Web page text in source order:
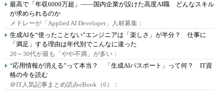
最高で「年収6000万超」――国内企業が設けた高度AI職 どんなスキル
が求められるのか
メドレーが「Applied AI Developer」人材募集：
生成AIを“使ったことない”エンジニアは「楽しさ」が半分？ 仕事に
「満足」する理由は年代別でこんなに違った
20～30代が最も「やや不満」が多い：
“応用情報が消える”って本当？ 「生成AIパスポート」って何？ IT資
格の今を読む
＠IT人気記事まとめ読みeBook（6）：